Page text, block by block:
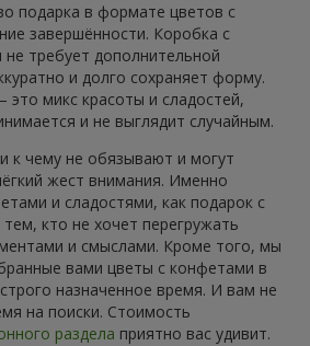
подарка в формате цветов с
завершённости. Коробка с
требует дополнительной
и долго сохраняет форму.
микс красоты и сладостей,
и не выглядит случайным.
к чему не обязывают и могут
жест внимания. Именно
и сладостями, как подарок с
кто не хочет перегружать
и смыслами. Кроме того, мы
вами цветы с конфетами в
назначенное время. И вам не
на поиски. Стоимость
раздела приятно вас удивит.